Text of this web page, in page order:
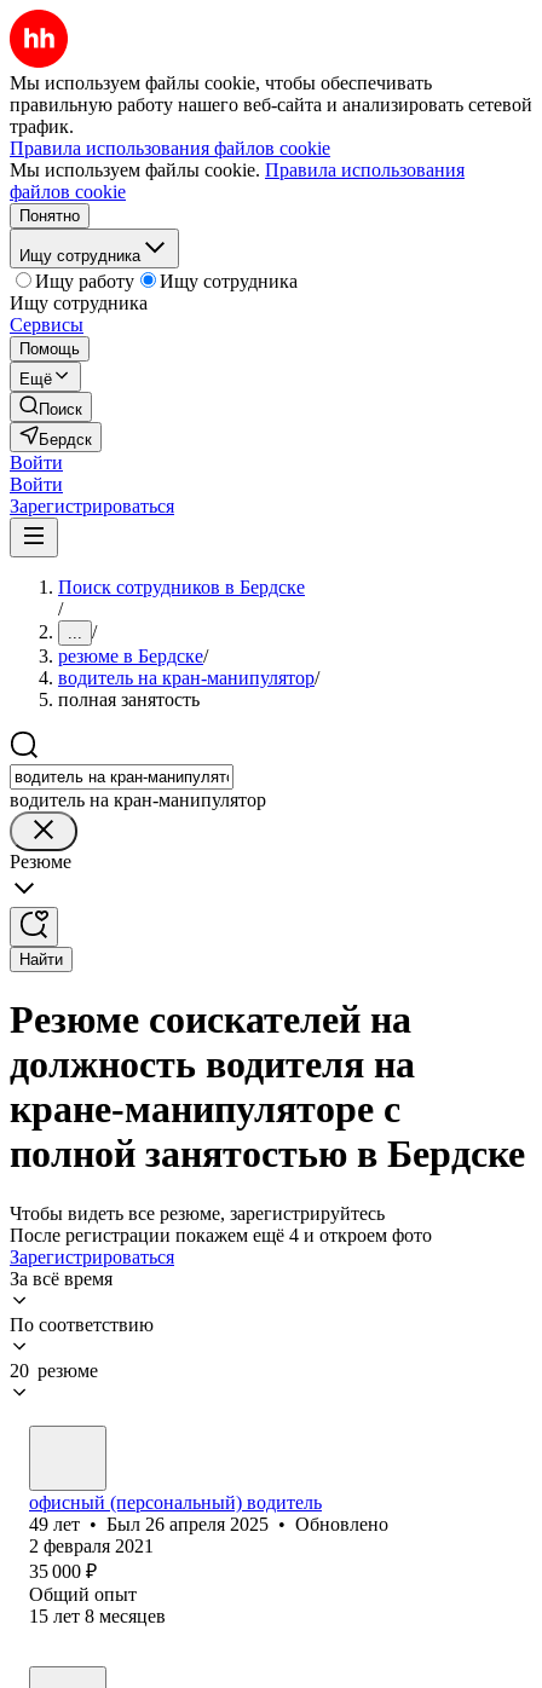
Мы используем файлы cookie, чтобы обеспечивать
правильную работу нашего веб-сайта и анализировать сетевой
трафик.
Правила использования файлов cookie
Мы используем файлы cookie. Правила использования
файлов cookie
Понятно
Ищу сотрудника
Ищу работу
Ищу сотрудника
Ищу сотрудника
Сервисы
Помощь
Ещё
Поиск
Бердск
Войти
Войти
Зарегистрироваться
Поиск сотрудников в Бердске
/
... /
резюме в Бердске/
водитель на кран-манипулятор/
полная занятость
водитель на кран-манипулятор
Резюме
Найти
Резюме соискателей на
должность водителя на
кране-манипуляторе с
полной занятостью в Бердске
Чтобы видеть все резюме, зарегистрируйтесь
После регистрации покажем ещё 4 и откроем фото
Зарегистрироваться
За всё время
По соответствию
20 резюме
офисный (персональный) водитель
49 лет • Был 26 апреля 2025 • Обновлено
2 февраля 2021
35 000 ₽
Общий опыт
15 лет 8 месяцев